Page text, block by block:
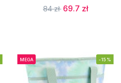
84 zł 69.7 zł
MEGA -15%